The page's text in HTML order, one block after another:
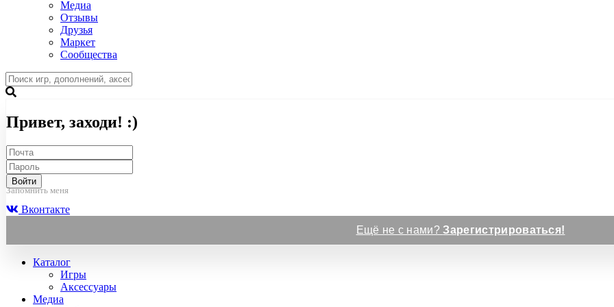
Медиа
Отзывы
Друзья
Маркет
Сообщества
Привет, заходи! :)
Войти
Запомнить меня
Вконтакте
Ещё не с нами?Зарегистрироваться!
Каталог
Игры
Аксессуары
Медиа